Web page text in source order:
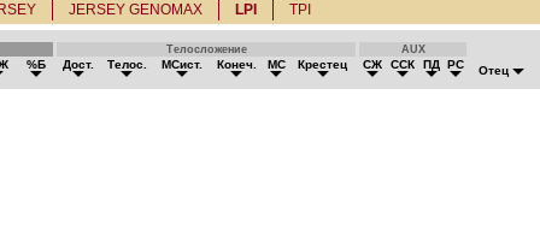
JERSEY GENOMAX LPI TPI
Телосложение AUX
%Б Дост. Телос. МСист. Конеч. МС Крестец СЖ ССК ПД РС Отец